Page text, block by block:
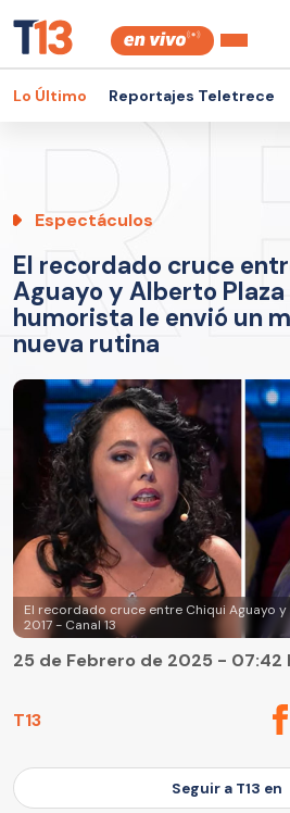
Lo Último Reportajes Teletrece
Espectáculos
El recordado cruce
Aguayo y Alberto
humorista le envió un
nueva rutina
El recordado cruce entre Chiqui Aguayo
2017 - Canal 13
T13
25 de Febrero de 2025 - 07:42
Seguir a T13 en